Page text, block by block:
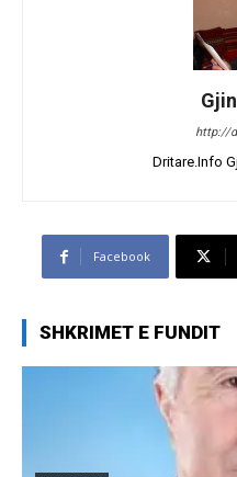
http://
Dritare.Info
Facebook
SHKRIMET E FUNDIT